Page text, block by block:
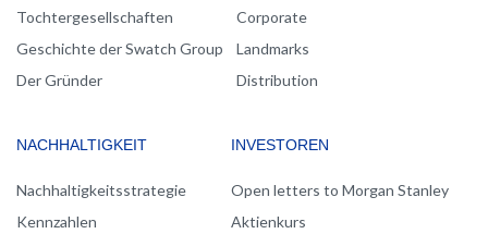
Tochtergesellschaften
Geschichte der Swatch Group
Der Gründer
Corporate
Landmarks
Distribution
NACHHALTIGKEIT
Nachhaltigkeitsstrategie
Kennzahlen
INVESTOREN
Open letters to Morgan Stanley
Aktienkurs